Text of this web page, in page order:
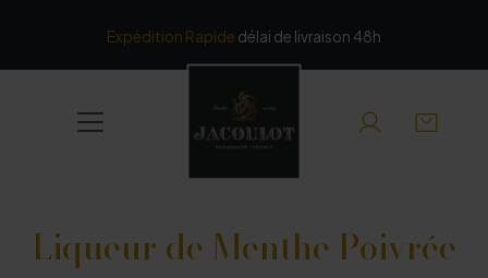
Expédition Rapide délai de livraison 48h
Liqueur de Menthe Poivrée